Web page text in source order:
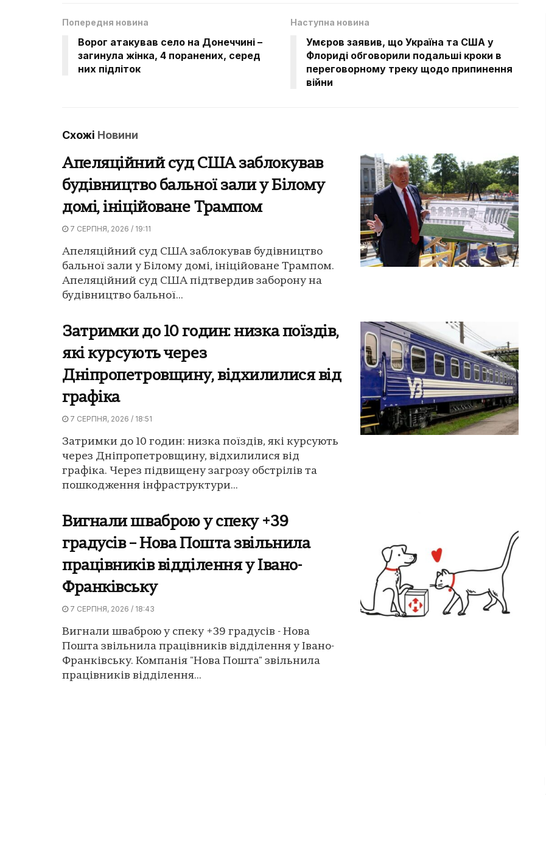
Попередня новина
Ворог атакував село на Донеччині –
загинула жінка, 4 поранених, серед
них підліток
Наступна новина
Умєров заявив, що Україна та США у
Флориді обговорили подальші кроки в
переговорному треку щодо припинення
війни
Схожі Новини
Апеляційний суд США заблокував
будівництво бальної зали у Білому
домі, ініційоване Трампом
7 СЕРПНЯ, 2026 / 19:11
Апеляційний суд США заблокував будівництво
бальної зали у Білому домі, ініційоване Трампом.
Апеляційний суд США підтвердив заборону на
будівництво бальної...
Затримки до 10 годин: низка поїздів,
які курсують через
Дніпропетровщину, відхилилися від
графіка
7 СЕРПНЯ, 2026 / 18:51
Затримки до 10 годин: низка поїздів, які курсують
через Дніпропетровщину, відхилилися від
графіка. Через підвищену загрозу обстрілів та
пошкодження інфраструктури...
Вигнали шваброю у спеку +39
градусів – Нова Пошта звільнила
працівників відділення у Івано-
Франківську
7 СЕРПНЯ, 2026 / 18:43
Вигнали шваброю у спеку +39 градусів - Нова
Пошта звільнила працівників відділення у Івано-
Франківську. Компанія "Нова Пошта" звільнила
працівників відділення...